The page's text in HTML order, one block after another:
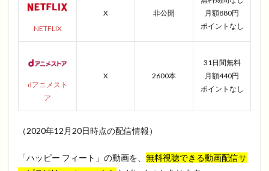
NETFLIX
X 非公開
月額880円
ポイントなし
dアニメスト
ア
X 2600本
31日間無料
月額440円
ポイントなし
（2020年12月20日時点の配信情報）
「ハッピー フィート」の動画を、 無料視聴できる動画配信サ